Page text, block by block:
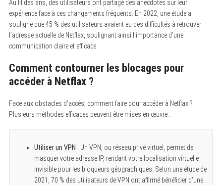
Au fil des ans, des utilisateurs ont partagé des anecdotes sur leur
expérience face à ces changements fréquents. En 2022, une étude a
souligné que 45 % des utilisateurs avaient eu des difficultés à retrouver
l’adresse actuelle de Netflax, soulignant ainsi l’importance d’une
communication claire et efficace.
Comment contourner les blocages pour
accéder à Netflax ?
Face aux obstacles d’accès, comment faire pour accéder à Netflax ?
Plusieurs méthodes efficaces peuvent être mises en œuvre :
Utiliser un VPN : Un VPN, ou réseau privé virtuel, permet de
masquer votre adresse IP, rendant votre localisation virtuelle
invisible pour les bloqueurs géographiques. Selon une étude de
2021, 70 % des utilisateurs de VPN ont affirmé bénéficier d’une